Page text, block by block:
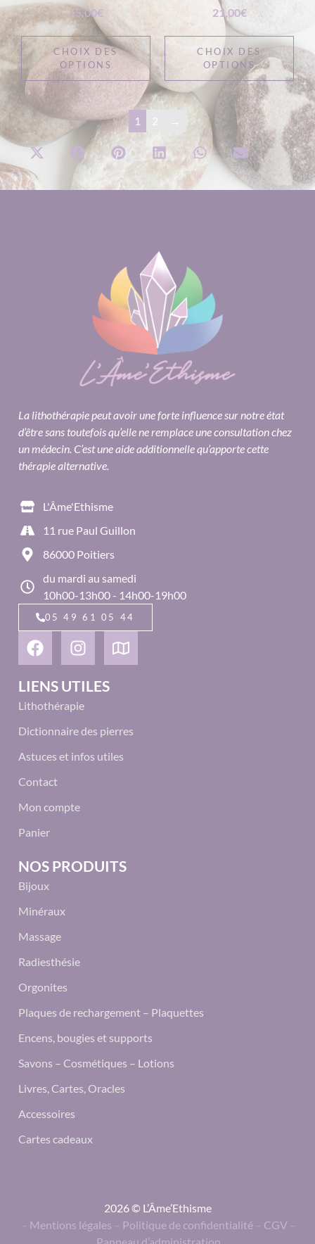
15,00€
CHOIX DES
OPTIONS
21,00€
CHOIX DES
OPTIONS
1 2 →
La lithothérapie peut avoir une forte influence sur notre état
d’être sans toutefois qu’elle ne remplace une consultation chez
un médecin. C’est une aide additionnelle qu’apporte cette
thérapie alternative.
L'Âme'Ethisme
11 rue Paul Guillon
86000 Poitiers
du mardi au samedi
10h00-13h00 - 14h00-19h00
05 49 61 05 44
LIENS UTILES
Lithothérapie
Dictionnaire des pierres
Astuces et infos utiles
Contact
Mon compte
Panier
NOS PRODUITS
Bijoux
Minéraux
Massage
Radiesthésie
Orgonites
Plaques de rechargement – Plaquettes
Encens, bougies et supports
Savons – Cosmétiques – Lotions
Livres, Cartes, Oracles
Accessoires
Cartes cadeaux
2026 © L’Âme’Ethisme
– Mentions légales – Politique de confidentialité – CGV –
Panneau d’administration